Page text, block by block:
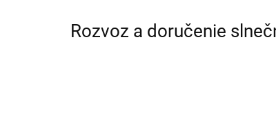
Rozvoz a doručenie